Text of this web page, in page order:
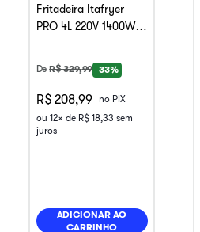
Fritadeira Itafryer
PRO 4L 220V 1400W
DeR$329,99 33%
R$ 208,99
no PIX
ou 12x de R$ 18,33 sem
juros
ADICIONAR AO
CARRINHO